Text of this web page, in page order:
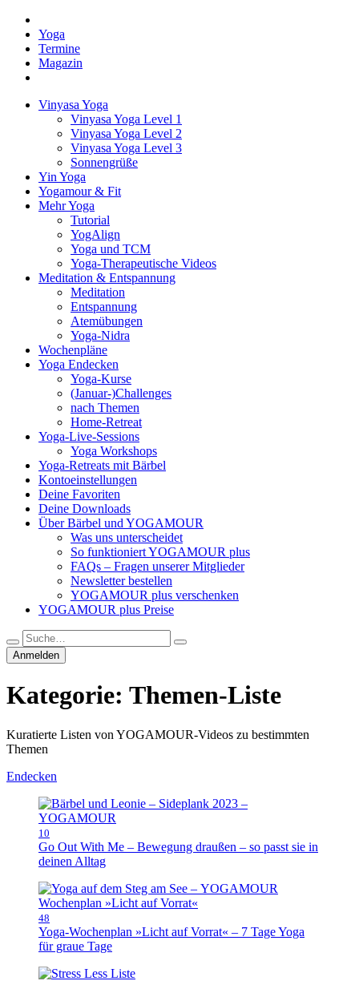
Yoga
Termine
Magazin
Vinyasa Yoga
Vinyasa Yoga Level 1
Vinyasa Yoga Level 2
Vinyasa Yoga Level 3
Sonnengrüße
Yin Yoga
Yogamour & Fit
Mehr Yoga
Tutorial
YogAlign
Yoga und TCM
Yoga-Therapeutische Videos
Meditation & Entspannung
Meditation
Entspannung
Atemübungen
Yoga-Nidra
Wochenpläne
Yoga Endecken
Yoga-Kurse
(Januar-)Challenges
nach Themen
Home-Retreat
Yoga-Live-Sessions
Yoga Workshops
Yoga-Retreats mit Bärbel
Kontoeinstellungen
Deine Favoriten
Deine Downloads
Über Bärbel und YOGAMOUR
Was uns unterscheidet
So funktioniert YOGAMOUR plus
FAQs – Fragen unserer Mitglieder
Newsletter bestellen
YOGAMOUR plus verschenken
YOGAMOUR plus Preise
Anmelden
Kategorie: Themen-Liste
Kuratierte Listen von YOGAMOUR-Videos zu bestimmten
Themen
Endecken
10
Go Out With Me – Bewegung draußen – so passt sie in
deinen Alltag
48
Yoga-Wochenplan »Licht auf Vorrat« – 7 Tage Yoga
für graue Tage